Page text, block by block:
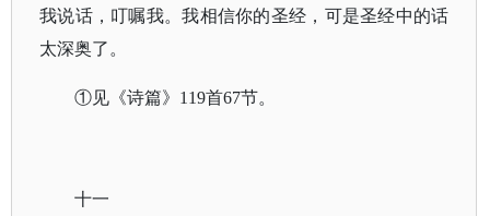
我说话，叮嘱我。我相信你的圣经，可是圣经中的话
太深奥了。
①见《诗篇》119首67节。
十一